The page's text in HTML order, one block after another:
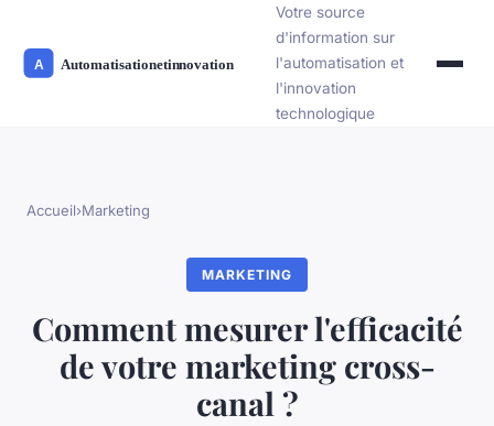
Votre source
d'information sur
l'automatisation et
l'innovation
technologique
Accueil›Marketing
MARKETING
Comment mesurer l'efficacité
de votre marketing cross-
canal ?